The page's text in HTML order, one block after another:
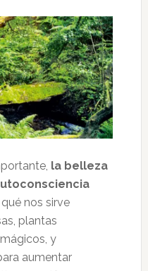
la belleza
nos sirve
plantas
y
aumentar